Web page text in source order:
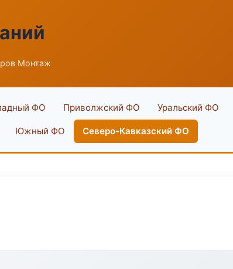
Монтаж
ФО Приволжский ФО Уральский ФО
Южный ФО Северо-Кавказский ФО